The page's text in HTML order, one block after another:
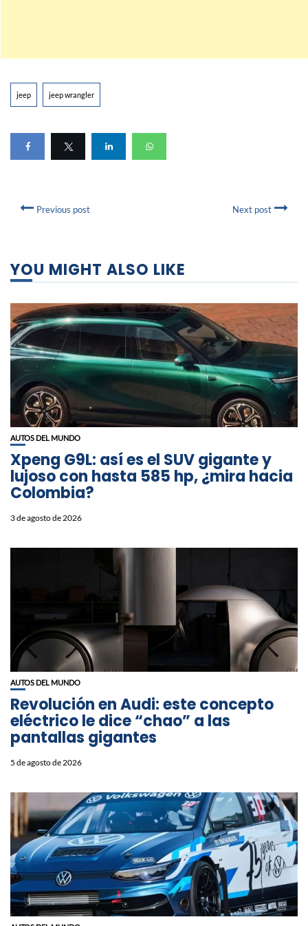
jeep jeep wrangler
Previous post Next post
YOU MIGHT ALSO LIKE
AUTOS DEL MUNDO
Xpeng G9L: así es el SUV gigante y
lujoso con hasta 585 hp, ¿mira hacia
Colombia?
3 de agosto de 2026
AUTOS DEL MUNDO
Revolución en Audi: este concepto
eléctrico le dice “chao” a las
pantallas gigantes
5 de agosto de 2026